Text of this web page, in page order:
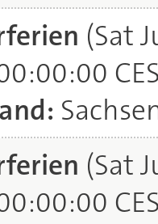
(Sat
(Sat